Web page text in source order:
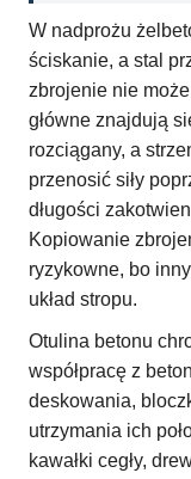
W nadprożu
ściskanie, a stal
zbrojenie nie
główne znajdują
rozciągany, a
przenosić siły
długości
Kopiowanie
ryzykowne, bo
układ stropu.
Otulina betonu
współpracę z
deskowania,
utrzymania ich
kawałki cegły,